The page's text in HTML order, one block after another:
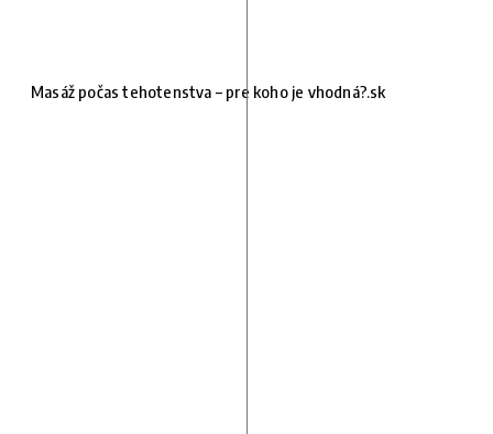
Masáž počas tehotenstva – pre koho je vhodná?.sk